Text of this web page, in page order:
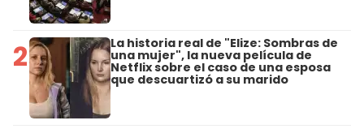
2 La historia real de "Elize: Sombras de
una mujer", la nueva película de
Netflix sobre el caso de una esposa
que descuartizó a su marido